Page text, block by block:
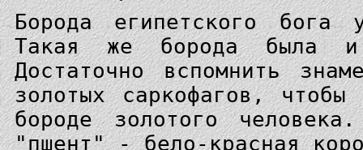
Борода египетского
Такая же борода была
Достаточно вспомнить
золотых саркофагов,
бороде золотого
"пшент" - бело-красная